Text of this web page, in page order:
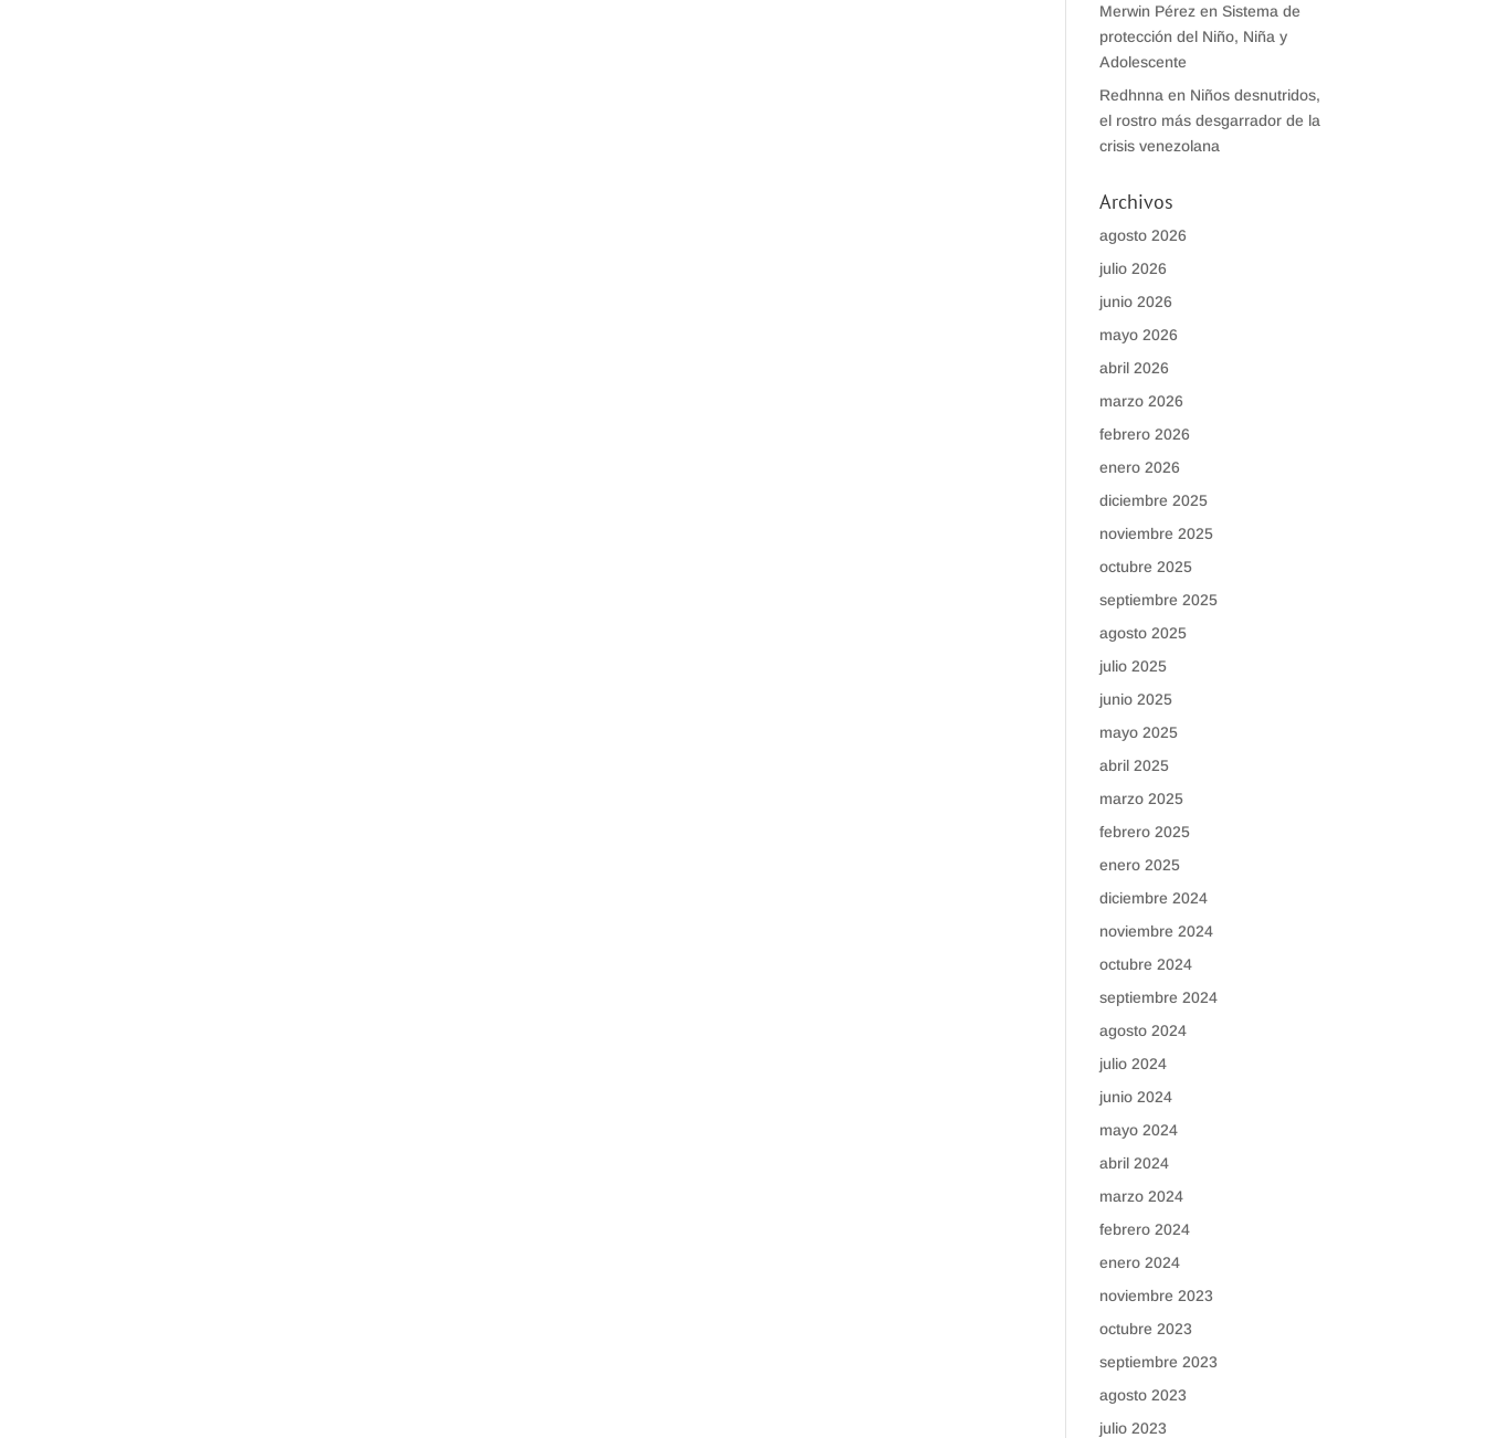
Merwin Pérez en Sistema de
protección del Niño, Niña y
Adolescente
Redhnna en Niños desnutridos,
el rostro más desgarrador de la
crisis venezolana
Archivos
agosto 2026
julio 2026
junio 2026
mayo 2026
abril 2026
marzo 2026
febrero 2026
enero 2026
diciembre 2025
noviembre 2025
octubre 2025
septiembre 2025
agosto 2025
julio 2025
junio 2025
mayo 2025
abril 2025
marzo 2025
febrero 2025
enero 2025
diciembre 2024
noviembre 2024
octubre 2024
septiembre 2024
agosto 2024
julio 2024
junio 2024
mayo 2024
abril 2024
marzo 2024
febrero 2024
enero 2024
noviembre 2023
octubre 2023
septiembre 2023
agosto 2023
julio 2023